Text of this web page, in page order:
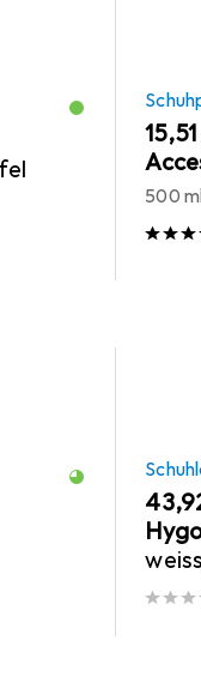
EUR
15,51
500
EUR